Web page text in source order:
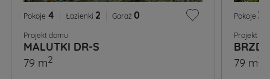
Pokoje 4 Łazienki 2 Garaż 0
Projekt domu
MALUTKI DR-S
79 m2
Pokoje 3
Projekt
79 m2